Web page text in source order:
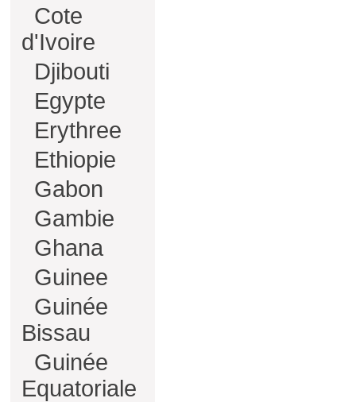
Cote
d'Ivoire
Djibouti
Egypte
Erythree
Ethiopie
Gabon
Gambie
Ghana
Guinee
Guinée
Bissau
Guinée
Equatoriale